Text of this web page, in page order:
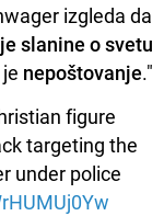
izgleda da
slanine o svetu
nepoštovanje."
figure
targeting the
under police